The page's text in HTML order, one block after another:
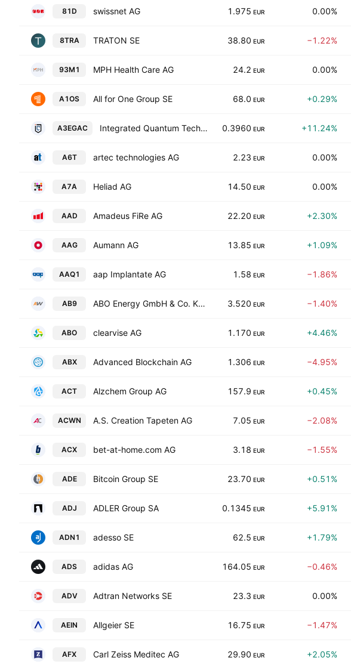
81D swissnet AG 1.975 EUR 0.00%
8TRA TRATON SE 38.80 EUR −1.22%
93M1 MPH Health Care AG 24.2 EUR 0.00%
A1OS All for One Group SE 68.0 EUR +0.29%
A3EGAC Integrated Quantum Technologies Inc. 0.3960 EUR +11.24%
A6T artec technologies AG 2.23 EUR 0.00%
A7A Heliad AG 14.50 EUR 0.00%
AAD Amadeus FiRe AG 22.20 EUR +2.30%
AAG Aumann AG 13.85 EUR +1.09%
AAQ1 aap Implantate AG 1.58 EUR −1.86%
AB9 ABO Energy GmbH & Co. KGaA 3.520 EUR −1.40%
ABO clearvise AG 1.170 EUR +4.46%
ABX Advanced Blockchain AG 1.306 EUR −4.95%
ACT Alzchem Group AG 157.9 EUR +0.45%
ACWN A.S. Creation Tapeten AG 7.05 EUR −2.08%
ACX bet-at-home.com AG 3.18 EUR −1.55%
ADE Bitcoin Group SE 23.70 EUR +0.51%
ADJ ADLER Group SA 0.1345 EUR +5.91%
ADN1 adesso SE 62.5 EUR +1.79%
ADS adidas AG 164.05 EUR −0.46%
ADV Adtran Networks SE 23.3 EUR 0.00%
AEIN Allgeier SE 16.75 EUR −1.47%
AFX Carl Zeiss Meditec AG 29.90 EUR +2.05%